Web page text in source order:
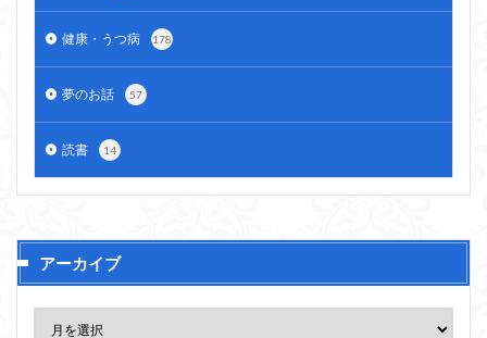
健康・うつ病 178
夢のお話 57
読書 14
アーカイブ